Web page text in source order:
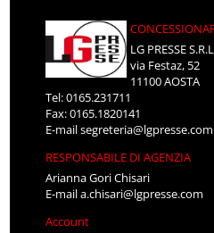
LG PRESSE
via Festaz, 52
11100 AOSTA
Tel: 0165.231711
Fax: 0165.1820141
E-mailsegreteria@lgpresse.com
RESPONSABILE DI AGENZIA
Arianna Gori Chisari
E-maila.chisari@lgpresse.com
Account